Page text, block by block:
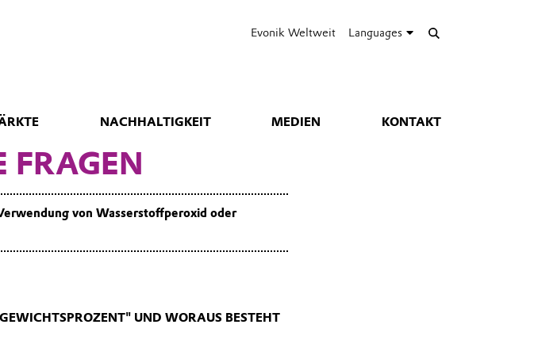
Evonik Weltweit Languages
NACHHALTIGKEIT MEDIEN KONTAKT
FRAGEN
von Wasserstoffperoxid oder
UND WORAUS BESTEHT